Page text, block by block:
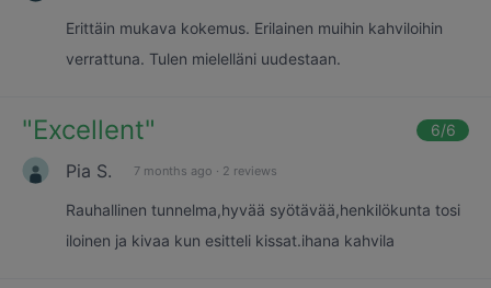
Erittäin mukava kokemus. Erilainen muihin kahviloihin
verrattuna. Tulen mielelläni uudestaan.
"Excellent" 6/6
Pia S. 7 months ago · 2 reviews
Rauhallinen tunnelma,hyvää syötävää,henkilökunta tosi
iloinen ja kivaa kun esitteli kissat.ihana kahvila